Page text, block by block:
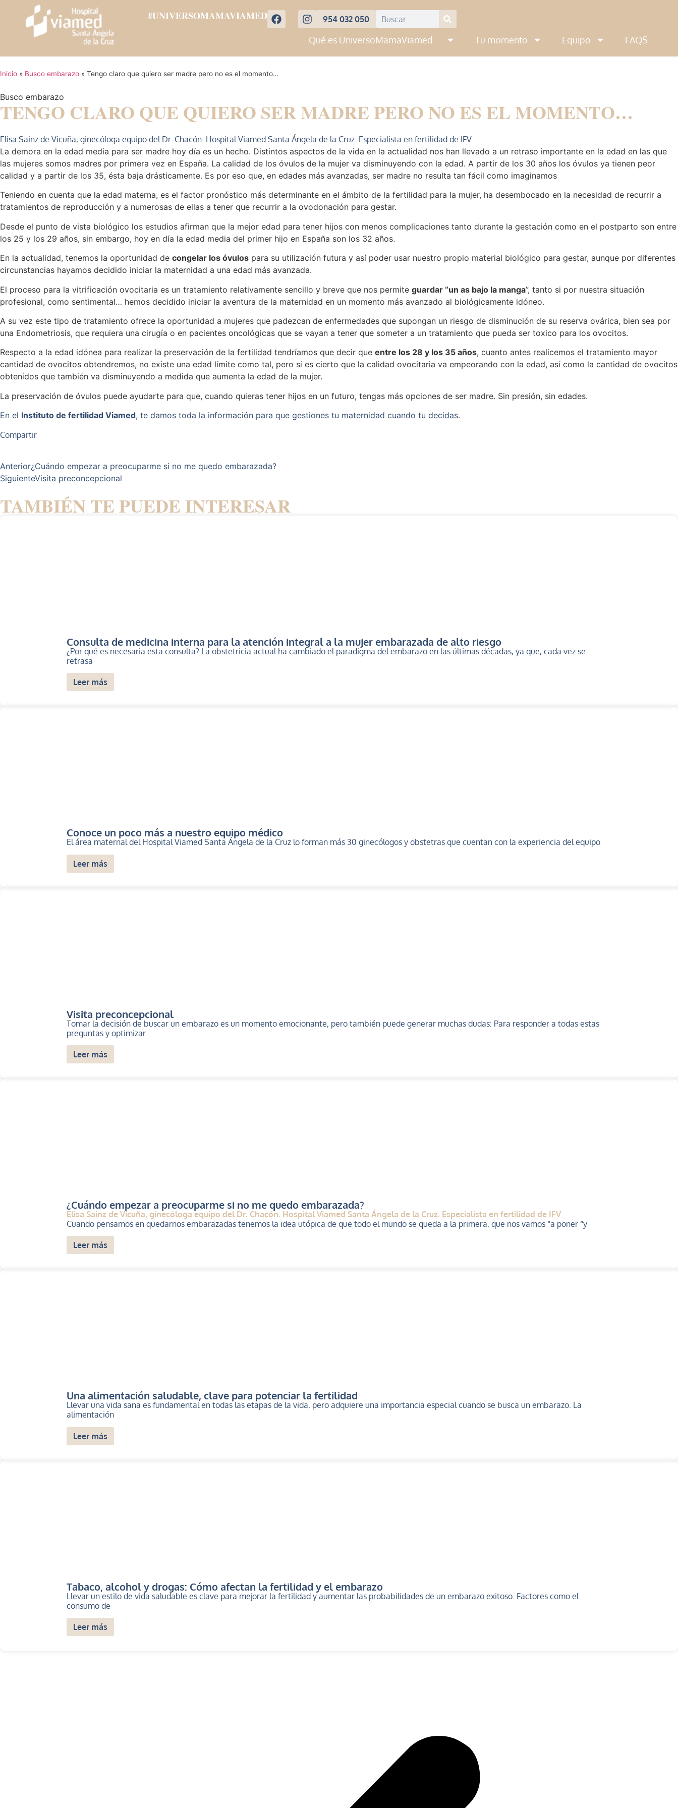
#UNIVERSOMAMAVIAMED 954 032 050
Qué es UniversoMamaViamed Tu momento Equipo FAQS
Inicio » Busco embarazo » Tengo claro que quiero ser madre pero no es el momento…
Busco embarazo
TENGO CLARO QUE QUIERO SER MADRE PERO NO ES EL MOMENTO…
Elisa Sainz de Vicuña, ginecóloga equipo del Dr. Chacón. Hospital Viamed Santa Ángela de la Cruz. Especialista en fertilidad de IFV
La demora en la edad media para ser madre hoy día es un hecho. Distintos aspectos de la vida en la actualidad nos han llevado a un retraso importante en la edad en las que
las mujeres somos madres por primera vez en España. La calidad de los óvulos de la mujer va disminuyendo con la edad. A partir de los 30 años los óvulos ya tienen peor
calidad y a partir de los 35, ésta baja drásticamente. Es por eso que, en edades más avanzadas, ser madre no resulta tan fácil como imaginamos
Teniendo en cuenta que la edad materna, es el factor pronóstico más determinante en el ámbito de la fertilidad para la mujer, ha desembocado en la necesidad de recurrir a
tratamientos de reproducción y a numerosas de ellas a tener que recurrir a la ovodonación para gestar.
Desde el punto de vista biológico los estudios afirman que la mejor edad para tener hijos con menos complicaciones tanto durante la gestación como en el postparto son entre
los 25 y los 29 años, sin embargo, hoy en día la edad media del primer hijo en España son los 32 años.
En la actualidad, tenemos la oportunidad de congelar los óvulos para su utilización futura y así poder usar nuestro propio material biológico para gestar, aunque por diferentes
circunstancias hayamos decidido iniciar la maternidad a una edad más avanzada.
El proceso para la vitrificación ovocitaria es un tratamiento relativamente sencillo y breve que nos permite guardar “un as bajo la manga”, tanto si por nuestra situación
profesional, como sentimental… hemos decidido iniciar la aventura de la maternidad en un momento más avanzado al biológicamente idóneo.
A su vez este tipo de tratamiento ofrece la oportunidad a mujeres que padezcan de enfermedades que supongan un riesgo de disminución de su reserva ovárica, bien sea por
una Endometriosis, que requiera una cirugía o en pacientes oncológicas que se vayan a tener que someter a un tratamiento que pueda ser toxico para los ovocitos.
Respecto a la edad idónea para realizar la preservación de la fertilidad tendríamos que decir que entre los 28 y los 35 años, cuanto antes realicemos el tratamiento mayor
cantidad de ovocitos obtendremos, no existe una edad límite como tal, pero si es cierto que la calidad ovocitaria va empeorando con la edad, así como la cantidad de ovocitos
obtenidos que también va disminuyendo a medida que aumenta la edad de la mujer.
La preservación de óvulos puede ayudarte para que, cuando quieras tener hijos en un futuro, tengas más opciones de ser madre. Sin presión, sin edades.
En el Instituto de fertilidad Viamed, te damos toda la información para que gestiones tu maternidad cuando tu decidas.
Compartir
Anterior¿Cuándo empezar a preocuparme si no me quedo embarazada?
SiguienteVisita preconcepcional
TAMBIÉN TE PUEDE INTERESAR
Consulta de medicina interna para la atención integral a la mujer embarazada de alto riesgo
¿Por qué es necesaria esta consulta? La obstetricia actual ha cambiado el paradigma del embarazo en las últimas décadas, ya que, cada vez se
retrasa
Leer más
Conoce un poco más a nuestro equipo médico
El área maternal del Hospital Viamed Santa Ángela de la Cruz lo forman más 30 ginecólogos y obstetras que cuentan con la experiencia del equipo
Leer más
Visita preconcepcional
Tomar la decisión de buscar un embarazo es un momento emocionante, pero también puede generar muchas dudas: Para responder a todas estas
preguntas y optimizar
Leer más
¿Cuándo empezar a preocuparme si no me quedo embarazada?
Elisa Sainz de Vicuña, ginecóloga equipo del Dr. Chacón. Hospital Viamed Santa Ángela de la Cruz. Especialista en fertilidad de IFV
Cuando pensamos en quedarnos embarazadas tenemos la idea utópica de que todo el mundo se queda a la primera, que nos vamos “a poner “y
Leer más
Una alimentación saludable, clave para potenciar la fertilidad
Llevar una vida sana es fundamental en todas las etapas de la vida, pero adquiere una importancia especial cuando se busca un embarazo. La
alimentación
Leer más
Tabaco, alcohol y drogas: Cómo afectan la fertilidad y el embarazo
Llevar un estilo de vida saludable es clave para mejorar la fertilidad y aumentar las probabilidades de un embarazo exitoso. Factores como el
consumo de
Leer más